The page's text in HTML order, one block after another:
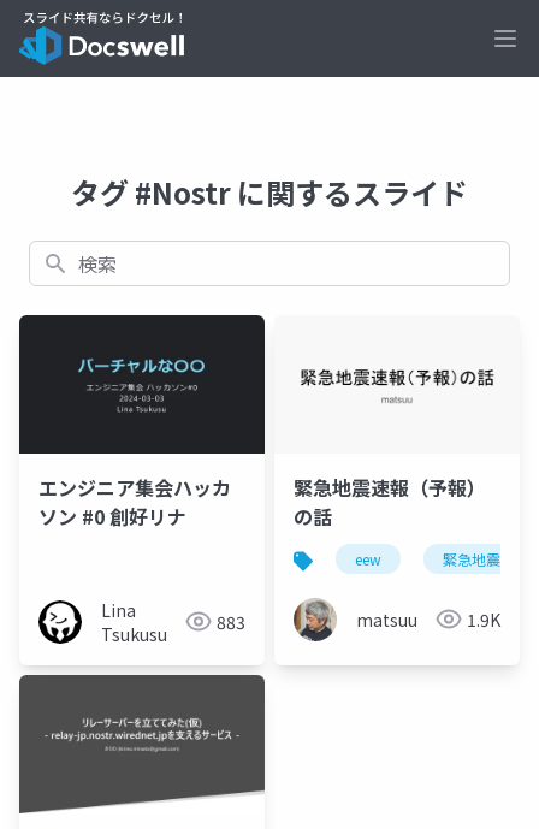
タグ #Nostr に関するスライド
検索
エンジニア集会ハッカ
ソン #0 創好リナ
Lina
Tsukusu
883
緊急地震速報（予報）
の話
eew 緊急地震速報
matsuu 1.9K